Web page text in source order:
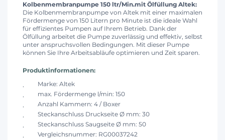
Kolbenmembranpumpe 150 ltr/Min.mit Ölfüllung Altek:
Die Kolbenmembranpumpe von Altek mit einer maximalen
Fördermenge von 150 Litern pro Minute ist die ideale Wahl
für effizientes Pumpen auf Ihrem Betrieb. Dank der
Ölfüllung arbeitet die Pumpe zuverlässig und effektiv, selbst
unter anspruchsvollen Bedingungen. Mit dieser Pumpe
können Sie Ihre Arbeitsabläufe optimieren und Zeit sparen.
Produktinformationen:
Marke: Altek
max. Fördermenge l/min: 150
Anzahl Kammern: 4 / Boxer
Steckanschluss Druckseite Ø mm: 30
Steckanschluss Saugseite Ø mm: 50
Vergleichsnummer: RG00037242